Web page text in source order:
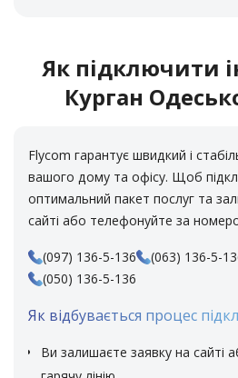
Як підключити
Курган
Flycom гарантує швидкий і
вашого дому та офісу. Щоб
оптимальний пакет послуг та
сайті або телефонуйте за
(097) 136-5-136
(063) 136-5-
(050) 136-5-136
Як відбувається процес
Ви залишаєте заявку на сайті